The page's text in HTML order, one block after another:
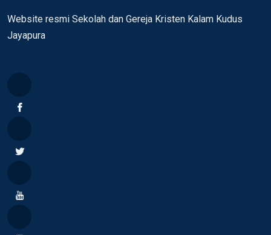
Website resmi Sekolah dan Gereja Kristen Kalam Kudus
Jayapura